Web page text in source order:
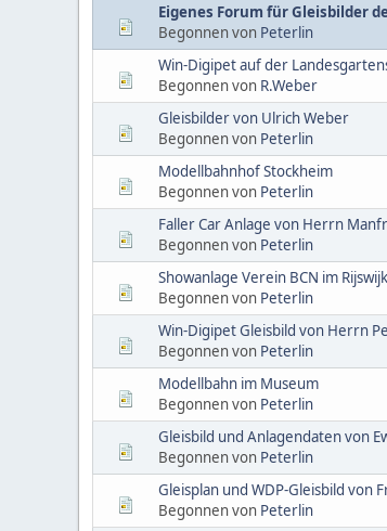
Eigenes Forum für Gleisbilder
Begonnen von Peterlin
Win-Digipet auf der
Begonnen von R.Weber
Gleisbilder von Ulrich Weber
Begonnen von Peterlin
Modellbahnhof Stockheim
Begonnen von Peterlin
Faller Car Anlage von Herrn
Begonnen von Peterlin
Showanlage Verein BCN im
Begonnen von Peterlin
Win-Digipet Gleisbild von Herrn
Begonnen von Peterlin
Modellbahn im Museum
Begonnen von Peterlin
Gleisbild und Anlagendaten von
Begonnen von Peterlin
Gleisplan und WDP-Gleisbild von
Begonnen von Peterlin